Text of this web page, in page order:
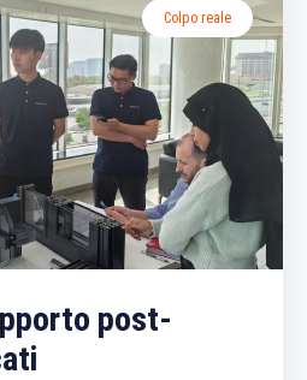
Colpo reale
post-